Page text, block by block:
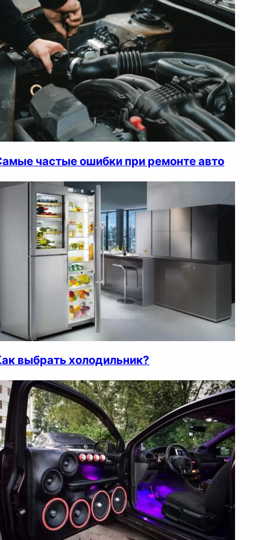
частые ошибки при ремонте авто
выбрать холодильник?